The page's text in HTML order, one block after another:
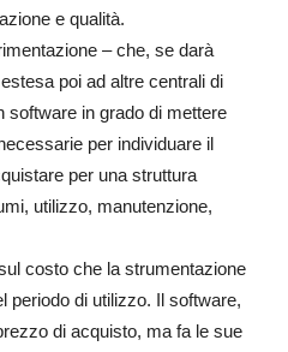
e qualità.
– che, se darà
poi ad altre centrali di
software in grado di mettere
per individuare il
per una struttura
utilizzo, manutenzione,
costo che la strumentazione
periodo di utilizzo. Il software,
di acquisto, ma fa le sue